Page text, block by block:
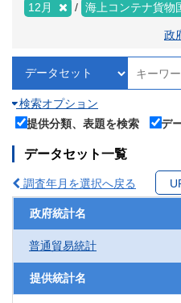
12月 海上コンテナ貨物
政
検索オプション
提供分類、表題を検索
デ
データセット一覧
調査年月を選択へ戻る
政府統計名
普通貿易統計
提供統計名